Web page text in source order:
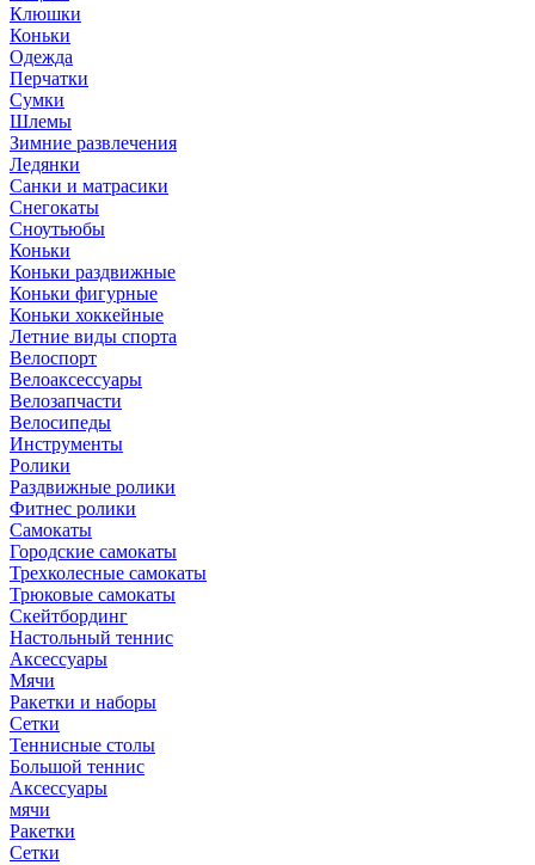
Клюшки
Коньки
Одежда
Перчатки
Сумки
Шлемы
Зимние развлечения
Ледянки
Санки и матрасики
Снегокаты
Сноутьюбы
Коньки
Коньки раздвижные
Коньки фигурные
Коньки хоккейные
Летние виды спорта
Велоспорт
Велоаксессуары
Велозапчасти
Велосипеды
Инструменты
Ролики
Раздвижные ролики
Фитнес ролики
Самокаты
Городские самокаты
Трехколесные самокаты
Трюковые самокаты
Скейтбординг
Настольный теннис
Аксессуары
Мячи
Ракетки и наборы
Сетки
Теннисные столы
Большой теннис
Аксессуары
мячи
Ракетки
Сетки